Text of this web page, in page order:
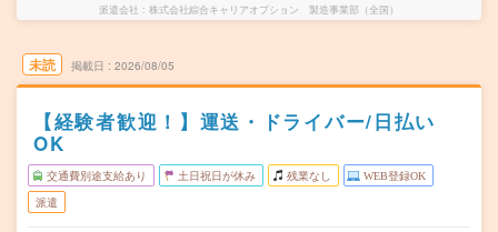
派遣会社 株式会社綜合キャリアオプション 製造事業部（全国）
未読 掲載日 2026/08/05
【経験者歓迎！】運送・ドライバー/日払い
OK
交通費別途支給あり 土日祝日が休み 残業なし WEB登録OK
派遣